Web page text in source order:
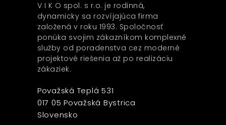
V I K O spol. s r.o. je rodinná,
dynamicky sa rozvíjajúca firma
založená v roku 1993. Spoločnosť
ponúka svojim zákazníkom komplexné
služby od poradenstva cez moderné
projektové riešenia až po realizáciu
zákaziek.
Považská Teplá 531
017 05 Považská Bystrica
Slovensko